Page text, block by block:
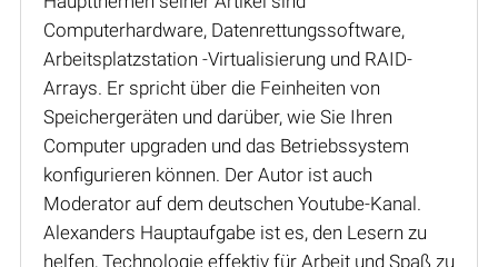
Computerhardware, Datenrettungssoftware,
Arbeitsplatzstation -Virtualisierung und RAID-
Arrays. Er spricht über die Feinheiten von
Speichergeräten und darüber, wie Sie Ihren
Computer upgraden und das Betriebssystem
konfigurieren können. Der Autor ist auch
Moderator auf dem deutschen Youtube-Kanal.
Alexanders Hauptaufgabe ist es, den Lesern zu
helfen, Technologie effektiv für Arbeit und Spaß zu